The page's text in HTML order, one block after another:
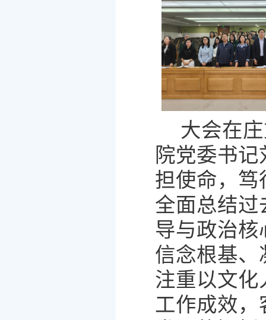
大会在
院党委书
担使命，笃
全面总结过
导与政治核
信念根基、
注重以文化
工作成效，